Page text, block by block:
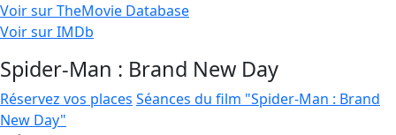
Voir sur TheMovie Database
Voir sur IMDb
Spider-Man : Brand New Day
Réservez vos places Séances du film "Spider-Man : Brand
New Day"